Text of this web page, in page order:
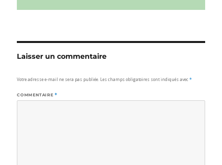
Laisser un commentaire
Votre adresse e-mail ne sera pas publiée. Les champs obligatoires sont indiqués avec*
COMMENTAIRE *